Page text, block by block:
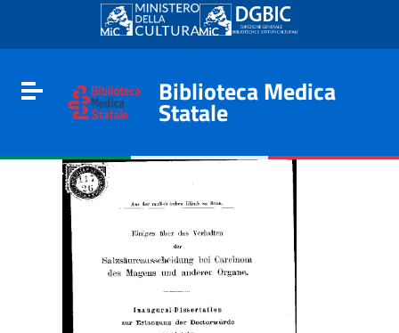
Go to content
Go to the navigation menu
Go to the footer
Toggle navigation
Biblioteca Medica
Statale